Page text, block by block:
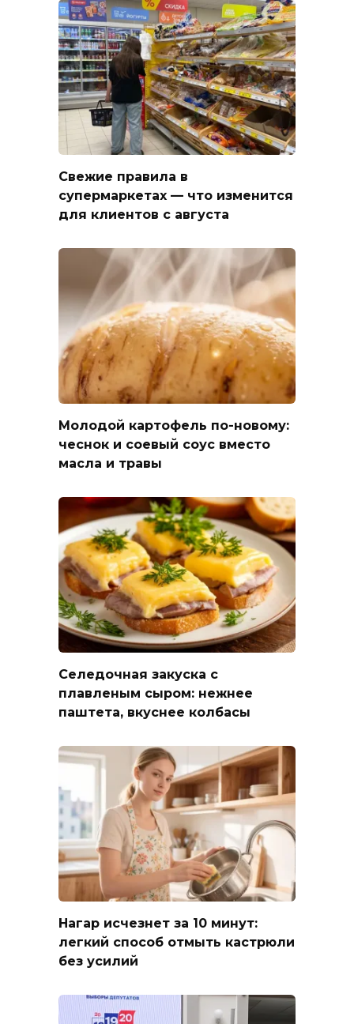
Свежие правила в
супермаркетах — что изменится
для клиентов с августа
Молодой картофель по-новому:
чеснок и соевый соус вместо
масла и травы
Селедочная закуска с
плавленым сыром: нежнее
паштета, вкуснее колбасы
Нагар исчезнет за 10 минут:
легкий способ отмыть кастрюли
без усилий